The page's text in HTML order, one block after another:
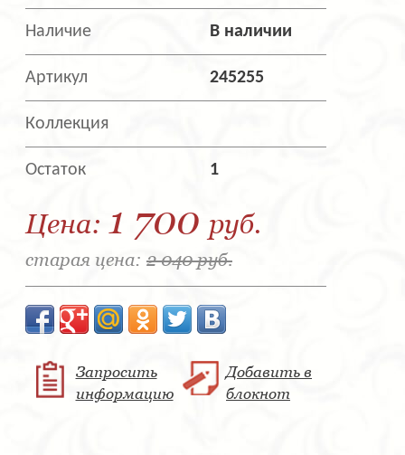
Наличие В наличии
Артикул 245255
Коллекция
Остаток 1
Цена: 1 700 руб.
старая цена: 2 040 руб.
Запросить
информацию
Добавить в
блокнот